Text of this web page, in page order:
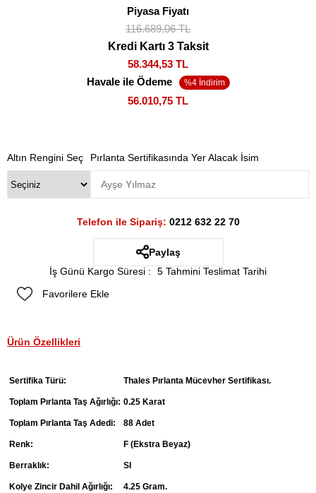
Piyasa Fiyatı
116.689,06 TL
Kredi Kartı 3 Taksit
58.344,53 TL
Havale ile Ödeme
56.010,75 TL
Altın Rengini Seç Pırlanta Sertifikasında Yer Alacak İsim
Telefon ile Sipariş: 0212 632 22 70
Paylaş
İş Günü Kargo Süresi :
5 Tahmini Teslimat Tarihi
Favorilere Ekle
Ürün Özellikleri
Sertifika Türü: Thales Pırlanta Mücevher Sertifikası.
Toplam Pırlanta Taş Ağırlığı: 0.25 Karat
Toplam Pırlanta Taş Adedi: 88 Adet
Renk: F (Ekstra Beyaz)
Berraklık: SI
Kolye Zincir Dahil Ağırlığı: 4.25 Gram.